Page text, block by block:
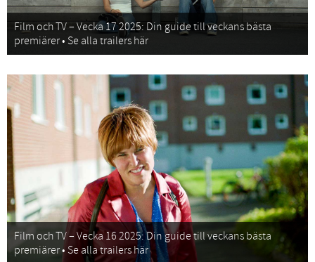
Film och TV – Vecka 17 2025: Din guide till veckans bästa
premiärer • Se alla trailers här
Film och TV – Vecka 16 2025: Din guide till veckans bästa
premiärer • Se alla trailers här